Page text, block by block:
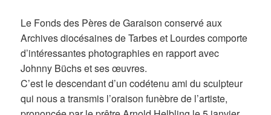
Le Fonds des Pères de Garaison conservé aux
Archives diocésaines de Tarbes et Lourdes comporte
d’intéressantes photographies en rapport avec
Johnny Büchs et ses œuvres.
C’est le descendant d’un codétenu ami du sculpteur
qui nous a transmis l’oraison funèbre de l’artiste,